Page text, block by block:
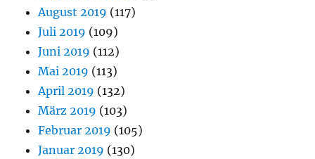
August 2019 (117)
Juli 2019 (109)
Juni 2019 (112)
Mai 2019 (113)
April 2019 (132)
März 2019 (103)
Februar 2019 (105)
Januar 2019 (130)